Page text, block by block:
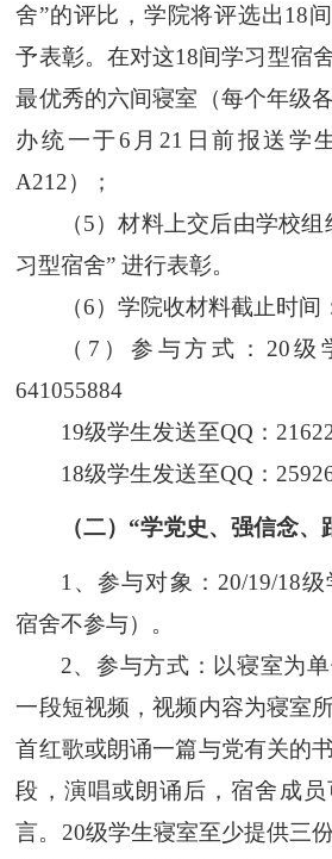
舍”的评比 ， 学院将评选出18
予表彰。在对这18间学习型宿
最优秀的六间寝室（每个年级
办统一于6月21日前报送学
A212）；
（5）材料上交后由学校
习型宿舍” 进行表彰。
（6） 学院收材料截止时间
（ 7 ） 参与方式 ： 20级
641055884
19级学生发送至QQ：
18级学生发送至QQ ：
（二）“学党史、强信念、
1 、参与对象 ： 20/19/18级
宿舍不参与） 。
2、参与方式：以寝室为
一段短视频，视频内容为寝室
首红歌或朗诵一篇与党有关的
段，演唱或朗诵后，宿舍成
言。 20级学生寝室至少提供三